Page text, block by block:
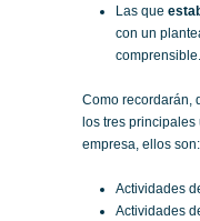
Las que
con un
comprensible.
Como recordarán,
los tres
empresa, ellos son:
Actividades
Actividades